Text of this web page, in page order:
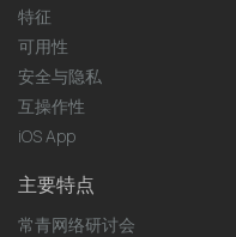
特征
可用性
安全与隐私
互操作性
iOS App
主要特点
常青网络研讨会